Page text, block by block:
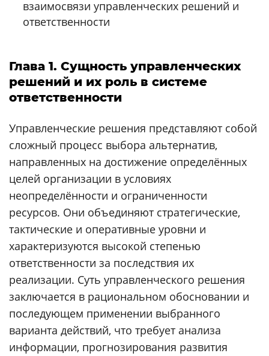
взаимосвязи управленческих решений и
ответственности
Глава 1. Сущность управленческих
решений и их роль в системе
ответственности
Управленческие решения представляют собой
сложный процесс выбора альтернатив,
направленных на достижение определённых
целей организации в условиях
неопределённости и ограниченности
ресурсов. Они объединяют стратегические,
тактические и оперативные уровни и
характеризуются высокой степенью
ответственности за последствия их
реализации. Суть управленческого решения
заключается в рациональном обосновании и
последующем применении выбранного
варианта действий, что требует анализа
информации, прогнозирования развития